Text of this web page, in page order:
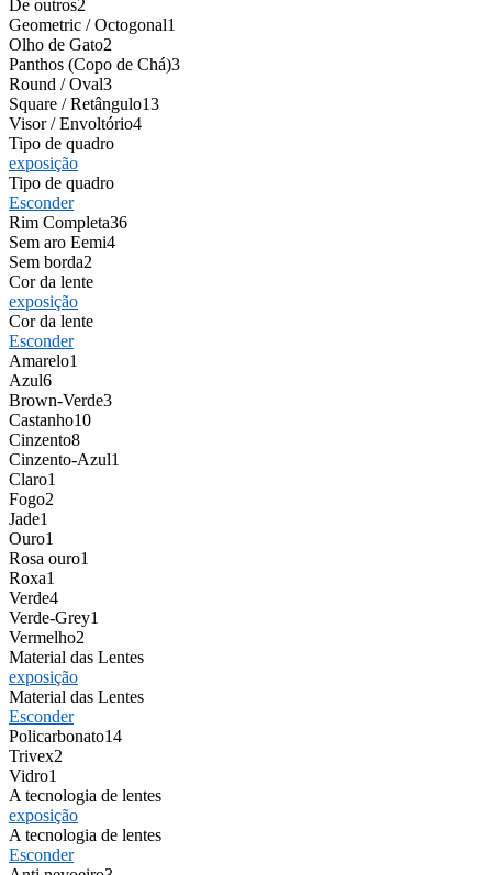
De outros2
Geometric / Octogonal1
Olho de Gato2
Panthos (Copo de Chá)3
Round / Oval3
Square / Retângulo13
Visor / Envoltório4
Tipo de quadro
exposição
Tipo de quadro
Esconder
Rim Completa36
Sem aro Eemi4
Sem borda2
Cor da lente
exposição
Cor da lente
Esconder
Amarelo1
Azul6
Brown-Verde3
Castanho10
Cinzento8
Cinzento-Azul1
Claro1
Fogo2
Jade1
Ouro1
Rosa ouro1
Roxa1
Verde4
Verde-Grey1
Vermelho2
Material das Lentes
exposição
Material das Lentes
Esconder
Policarbonato14
Trivex2
Vidro1
A tecnologia de lentes
exposição
A tecnologia de lentes
Esconder